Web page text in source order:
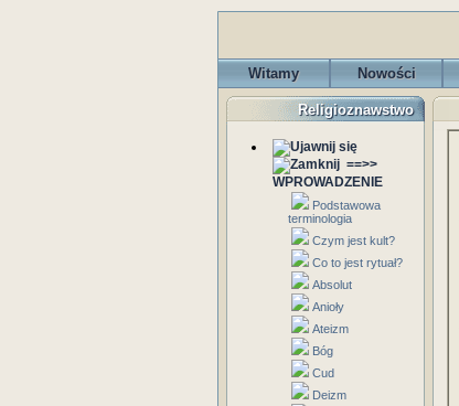
Witamy Nowości
Religioznawstwo
==>>
WPROWADZENIE
Podstawowa
terminologia
Czym jest kult?
Co to jest rytuał?
Absolut
Anioły
Ateizm
Bóg
Cud
Deizm